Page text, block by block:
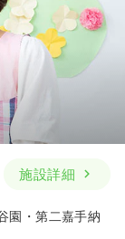
施設詳細
園・第二嘉手納